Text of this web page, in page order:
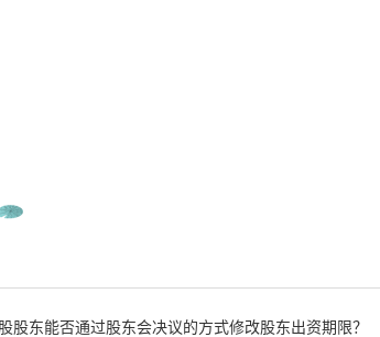
股东能否通过股东会决议的方式修改股东出资期限？